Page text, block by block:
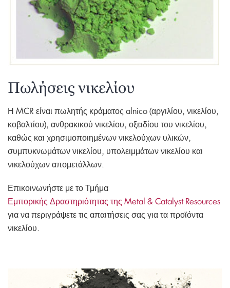
Πωλήσεις νικελίου
Η MCR είναι πωλητής κράματος alnico (αργιλίου, νικελίου,
κοβαλτίου), ανθρακικού νικελίου, οξειδίου του νικελίου,
καθώς και χρησιμοποιημένων νικελούχων υλικών,
συμπυκνωμάτων νικελίου, υπολειμμάτων νικελίου και
νικελούχων απομετάλλων.
Επικοινωνήστε με το Τμήμα
Εμπορικής Δραστηριότητας της Metal & Catalyst Resources
για να περιγράψετε τις απαιτήσεις σας για τα προϊόντα
νικελίου.